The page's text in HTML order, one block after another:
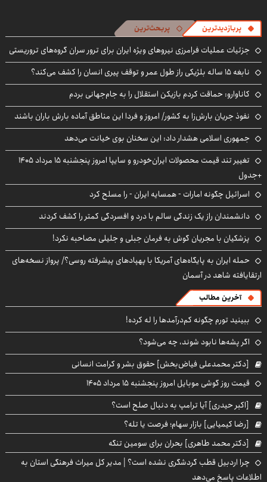
پربازدیدترین پربحث‌ترین
جزئیات عملیات فرامرزی نیروهای ویژه ایران برای ترور سران گروه‌های تروریستی
نابغه ۱۵ ساله بلژیکی راز طول عمر و توقف پیری انسان را کشف می‌کند؟
کاناوارو: حماقت کردم بازیکن استقلال را به جام‌جهانی بردم
نفوذ جریان بارش‌زا به کشور/ امروز و فردا این مناطق آماده بارش باران باشند
جمهوری اسلامی هشدار داد: این سخنان بوی خیانت می‌دهد
تغییر تند قیمت محصولات ایران‌خودرو و سایپا امروز پنجشنبه ۱۵ مرداد ۱۴۰۵
+جدول
اسرائیل چگونه امارات - همسایه ایران - را مسلح کرد
دانشمندان راز یک زندگی سالم با درد و افسردگی کمتر را کشف کردند
پزشکیان با مجریان گوش به فرمان جبلی و جلیلی مصاحبه نکرد!
حمله ایران به پایگاه‌های آمریکا با پهپادهای پیشرفته روسی؟/ پرواز نسخه‌های
ارتقایافته شاهد در آسمان
آخرین مطالب
ببینید تورم چگونه کم‌درآمدها را له کرده!
اگر پشه‌ها نابود شوند، چه می‌شود؟
[دکتر محمدعلی فیاض‌بخش] حقوق بشر و کرامت انسانی
قیمت روز گوشی موبایل امروز پنجشنبه ۱۵ مرداد ۱۴۰۵
[اکبر حیدری] آیا ترامپ به دنبال صلح است؟
[رضا کیمیایی] بازار سهام؛ فرصت یا تله؟
[دکتر محمد طاهری] بحران برای سومین تنگه
چرا اردبیل قطب گردشگری نشده است؟ | مدیر کل میراث فرهنگی استان به
اطلاعات پاسخ می‌دهد